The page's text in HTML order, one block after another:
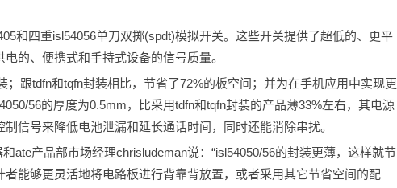
和四重isl54056单刀双掷(spdt)模拟开关。这些开关提供了超低的、更平
的、便携式和手持式设备的信号质量。
；跟tdfn和tqfn封装相比，节省了72%的板空间；并为在手机应用中实现更
56的厚度为0.5mm，比采用tdfn和tqfn封装的产品薄33%左右，其电源
信号来降低电池泄漏和延长通话时间，同时还能消除串扰。
ate产品部市场经理chrisludeman说：“isl54050/56的封装更薄，这样就节
能够更灵活地将电路板进行背靠背放置，或者采用其它节省空间的配